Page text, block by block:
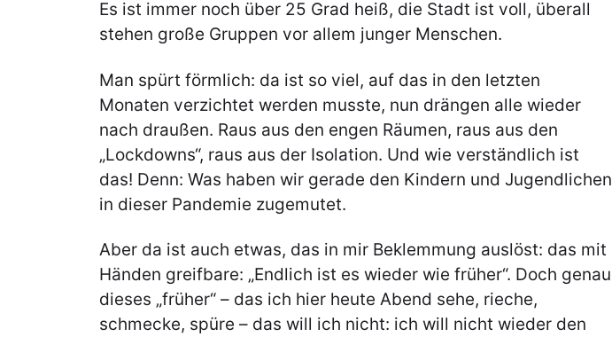
Es ist immer noch über 25 Grad heiß, die Stadt ist voll, überall
stehen große Gruppen vor allem junger Menschen.
Man spürt förmlich: da ist so viel, auf das in den letzten
Monaten verzichtet werden musste, nun drängen alle wieder
nach draußen. Raus aus den engen Räumen, raus aus den
„Lockdowns“, raus aus der Isolation. Und wie verständlich ist
das! Denn: Was haben wir gerade den Kindern und Jugendlichen
in dieser Pandemie zugemutet.
Aber da ist auch etwas, das in mir Beklemmung auslöst: das mit
Händen greifbare: „Endlich ist es wieder wie früher“. Doch genau
dieses „früher“ – das ich hier heute Abend sehe, rieche,
schmecke, spüre – das will ich nicht: ich will nicht wieder den